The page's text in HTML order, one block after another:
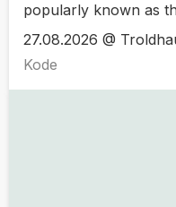
popularly known as
27.08.2026 @
Kode